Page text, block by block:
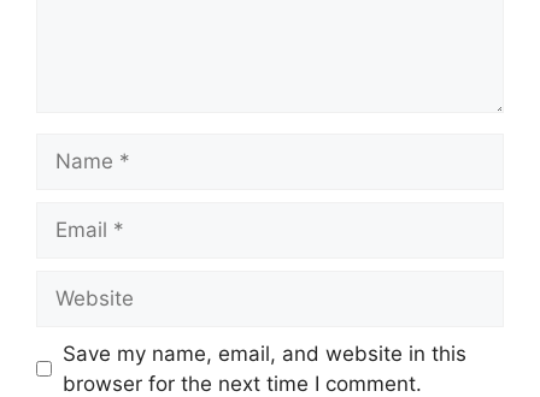
Save my name, email, and website in this
browser for the next time I comment.